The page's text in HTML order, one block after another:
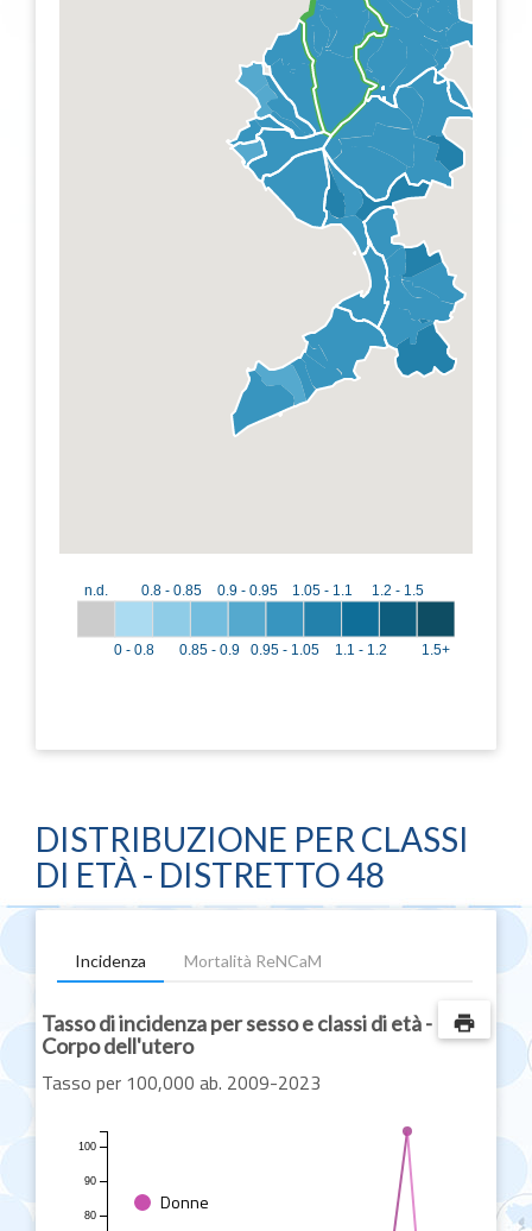
n.d.
0 - 0.8
0.8 - 0.85
0.85 - 0.9
0.9 - 0.95
0.95 - 1.05
1.05 - 1.1
1.1 - 1.2
1.2 - 1.5
1.5+
DISTRIBUZIONE PER CLASSI
DI ETÀ - DISTRETTO 48
Incidenza Mortalità ReNCaM
print
Tasso di incidenza per sesso e classi di età -
Corpo dell'utero
Tasso per 100,000 ab. 2009-2023
Donne
80
90
100